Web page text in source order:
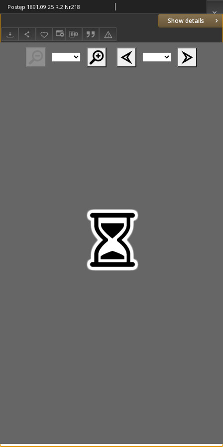
Show details
Postęp 1891.09.25 R.2 Nr218